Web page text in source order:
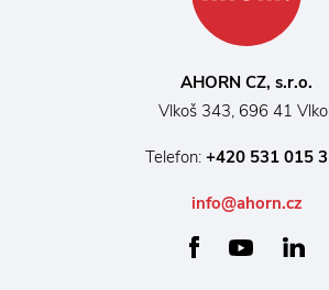
AHORN CZ, s.r.o.
Vlkoš 343, 696 41
Telefon: +420 531 015
info@ahorn.cz
facebook youtube